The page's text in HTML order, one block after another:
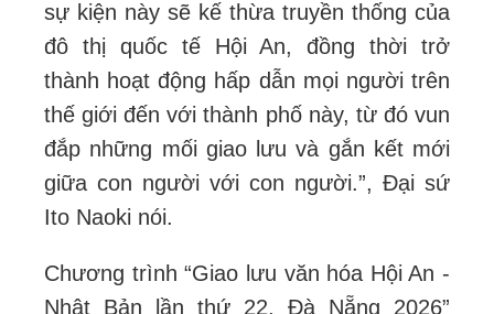
sự kiện này sẽ kế thừa truyền thống của
đô thị quốc tế Hội An, đồng thời trở
thành hoạt động hấp dẫn mọi người trên
thế giới đến với thành phố này, từ đó vun
đắp những mối giao lưu và gắn kết mới
giữa con người với con người.”, Đại sứ
Ito Naoki nói.
Chương trình “Giao lưu văn hóa Hội An -
Nhật Bản lần thứ 22, Đà Nẵng 2026”